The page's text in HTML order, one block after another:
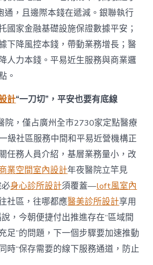
通，且邊際本錢在遞減。銀聯執行
國家金融基礎設施保證數據平安；
下降風控本錢，帶動業務增長；醫
人力本錢。平易近生服務與商業邏
。
計“一刀切”，平安也要有底線
院，僅占廣州全市2730家定點醫療
級社區服務中間和平易近營機構正
任務人員介紹，基層業務量小，改
業空間室內設計年夜醫院立竿見
身心診所設計須覆蓋—loft風室內
社區，往哪都應醫美診所設計享用
，今朝便捷付出推進存在“區域間
足”的問題，下一個步驟要加速推動
時“保存需要的線下服務通道，防止